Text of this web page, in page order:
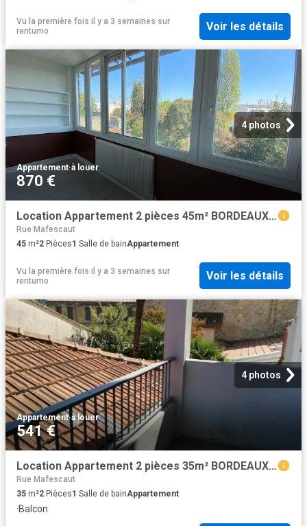
Vu la première fois il y a 3 semaines sur
rentumo
Voir les détails
4 photos
Appartement·à louer
870 €
Location Appartement 2 pièces 45m² BORDEAUX 33000
Rue Mafescaut
45 m²2 Pièces1 Salle de bainAppartement
Vu la première fois il y a 3 semaines sur
rentumo
Voir les détails
4 photos
Appartement·à louer
541 €
Location Appartement 2 pièces 35m² BORDEAUX 33000
Rue Mafescaut
35 m²2 Pièces1 Salle de bainAppartement
·Balcon